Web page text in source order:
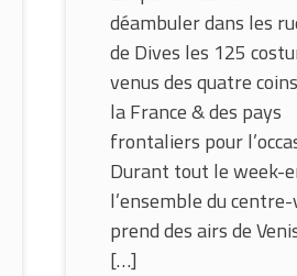
déambuler dans les
de Dives les 125
venus des quatre
la France & des pays
frontaliers pour
Durant tout le week-
l’ensemble du
prend des airs de
[…]